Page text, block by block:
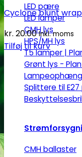
LED pære
LED lamper
CMH lys
HPS/MH lys
T5 lamper |
Grønt lys -
Lampeophæng
Splittere til
CMH ballaster
Cyclone blunt
kr. 20.00 Inkl. moms
Tilføj til kurv